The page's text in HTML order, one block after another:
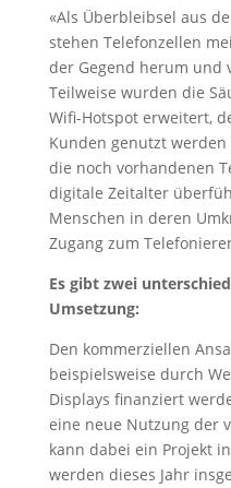
«Als Überbleibsel aus
stehen Telefonzellen
der Gegend herum und
Teilweise wurden die
Wifi-Hotspot erweitert,
Kunden genutzt werden
die noch vorhandenen
digitale Zeitalter
Menschen in deren
Zugang zum
Es gibt zwei
Umsetzung:
Den kommerziellen
beispielsweise durch
Displays finanziert
eine neue Nutzung der
kann dabei ein Projekt
werden dieses Jahr